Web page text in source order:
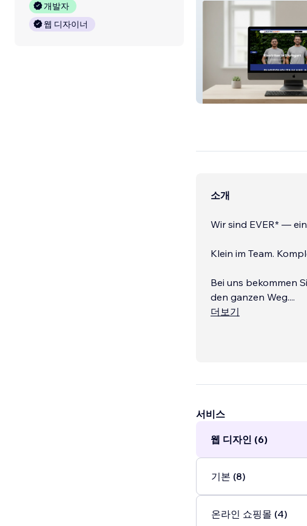
개발자
웹 디자이너
Elektro Schmidt
소개
Wir sind EVER* —
Klein im Team.
Bei uns bekommen
den ganzen Weg....
더보기
서비스
웹 디자인 (6)
기본 (8)
온라인 쇼핑몰 (4)